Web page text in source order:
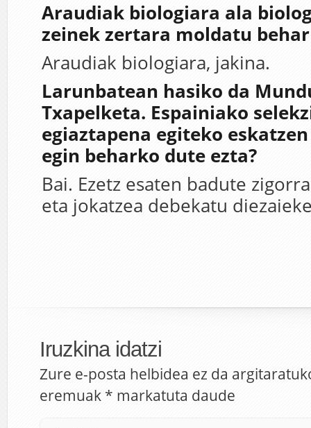
Araudiak biologiara ala
zeinek zertara moldatu
Araudiak biologiara, jakina.
Larunbatean hasiko da
Txapelketa. Espainiako
egiaztapena egiteko
egin beharko dute ezta?
Bai. Ezetz esaten badute
eta jokatzea debekatu
Iruzkina idatzi
Zure e-posta helbidea ez da
eremuak * markatuta daude